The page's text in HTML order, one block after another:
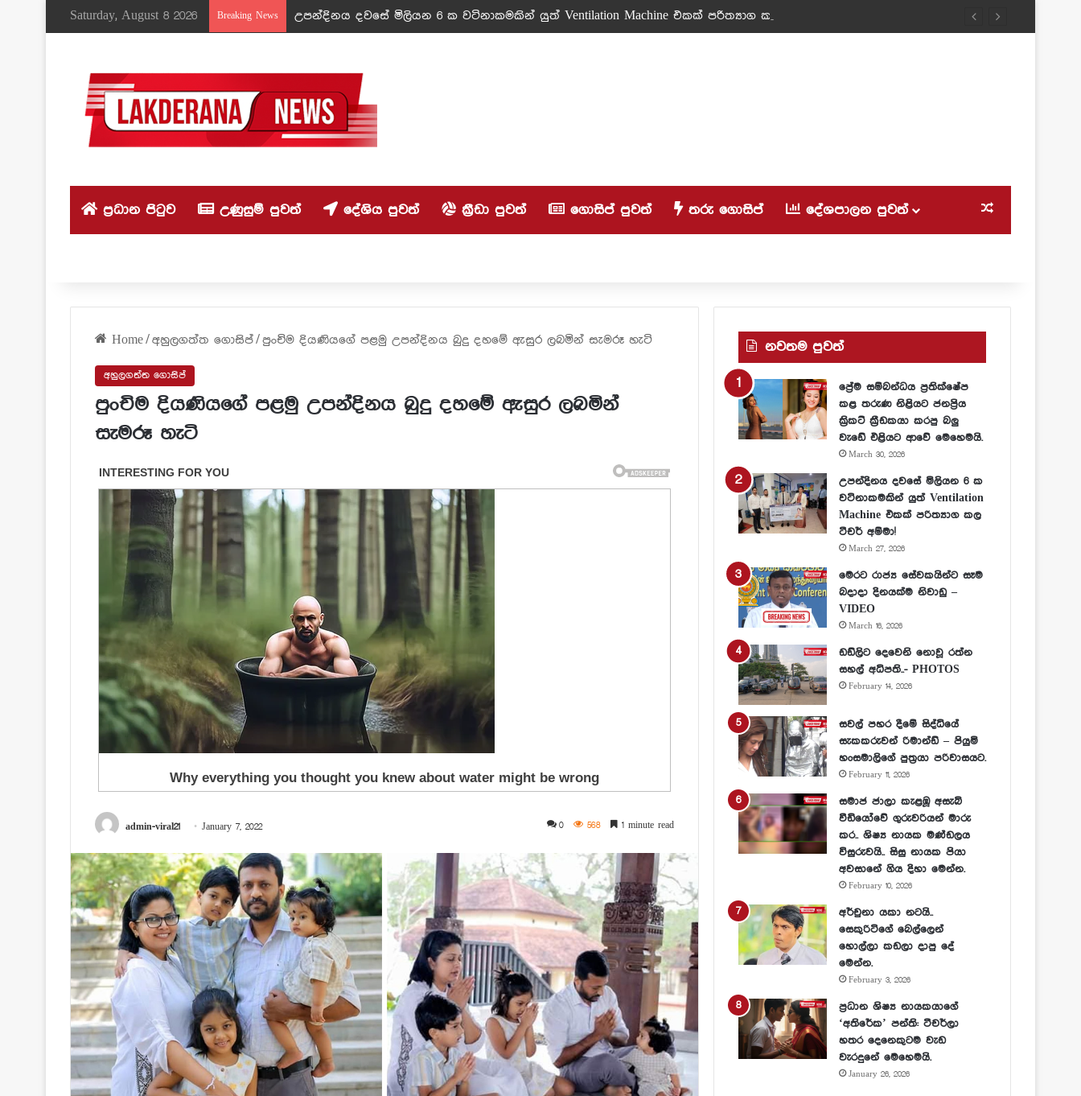
Saturday, August 8 2026 Breaking News උපන්දිනය දවසේ මිලියන 6 ක වටිනාකමකින් යුත් Ventilation Machine එකක් පරිත්‍යාග කල ටීචර් අම්මා!
ප්‍රධාන පිටුව උණුසුම් පුවත් දේශිය පුවත් ක්‍රීඩා පුවත් ගොසිප් පුවත් තරු ගොසිප් දේශපාලන පුවත් Random Article
Home/අහුලගත්ත ගොසිප්/පුංචිම දියණියගේ පළමු උපන්දිනය බුදු දහමේ ඇසුර ලබමින් සැමරූ හැටි
අහුලගත්ත ගොසිප්
පුංචිම දියණියගේ පළමු උපන්දිනය බුදු දහමේ ඇසුර ලබමින්
සැමරූ හැටි
admin-viral21 January 7, 2022 0 568 1 minute read
නවතම පුවත්
ප්‍රේම සම්බන්ධය ප්‍රතික්ෂේප
කළ තරුණ නිළියට ජනප්‍රිය
ක්‍රිකට් ක්‍රීඩකයා කරපු බලු
වැඩේ එළියට ආවේ මෙහෙමයි.
March 30, 2026
උපන්දිනය දවසේ මිලියන 6 ක
වටිනාකමකින් යුත් Ventilation
Machine එකක් පරිත්‍යාග කල
ටීචර් අම්මා!
March 27, 2026
මෙරට රාජ්‍ය සේවකයින්ට සෑම
බදාදා දිනයක්ම නිවාඩු –
VIDEO
March 16, 2026
ඩඩ්ලිට දෙවෙනි නොවූ රත්න
සහල් අධිපති..- PHOTOS
February 14, 2026
සවල් පහර දීමේ සිද්ධියේ
සැකකරුවන් රිමාන්ඩ් – පියුමි
හංසමාලිගේ පුත්‍රයා පරිවාසයට.
February 11, 2026
සමාජ ජාලා කැළඹූ අසැබි
වීඩියෝවේ ගුරුවරියන් මාරු
කර.. ශිෂ්‍ය නායක මණ්ඩලය
විසුරුවයි.. සිසු නායක පියා
අවසානේ ගිය දිහා මෙන්න.
February 10, 2026
අර්චුනා යකා නටයි..
සෙකුරිටිගේ බෙල්ලෙන්
හොල්ලා කඩලා දාපු දේ
මෙන්න.
February 3, 2026
ප්‍රධාන ශිෂ්‍ය නායකයාගේ
‘අතිරේක’ පන්ති: ටීචර්ලා
හතර දෙනෙකුටම වැඩ
වැරදුනේ මෙහෙමයි.
January 26, 2026